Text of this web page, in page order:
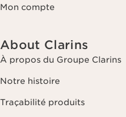
Mon compte
About Clarins
À propos du Groupe Clarins
Notre histoire
Traçabilité produits